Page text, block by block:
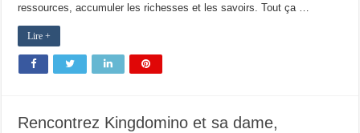
ressources, accumuler les richesses et les savoirs. Tout ça …
Lire +
Rencontrez Kingdomino et sa dame,